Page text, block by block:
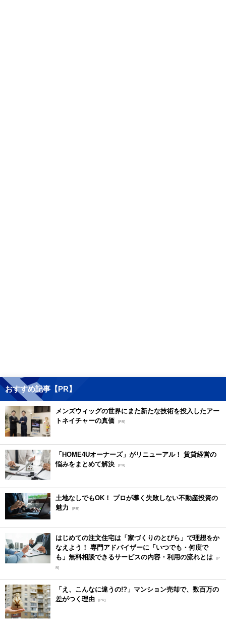
おすすめ記事【PR】
メンズウィッグの世界にまた新たな技術を投入したアー
トネイチャーの真価 [PR]
「HOME4Uオーナーズ」がリニューアル！ 賃貸経営の
悩みをまとめて解決 [PR]
土地なしでもOK！ プロが導く失敗しない不動産投資の
魅力
[PR]
はじめての注文住宅は「家づくりのとびら」で理想をか
なえよう！ 専門アドバイザーに「いつでも・何度で
も」無料相談できるサービスの内容・利用の流れとは [P
R]
「え、こんなに違うの!?」マンション売却で、数百万の
差がつく理由 [PR]